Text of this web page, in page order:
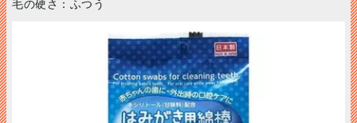
毛の硬さ：ふつう